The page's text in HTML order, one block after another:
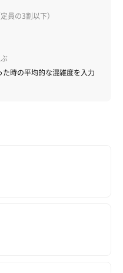
員の3割以下）
時の平均的な混雑度を入力